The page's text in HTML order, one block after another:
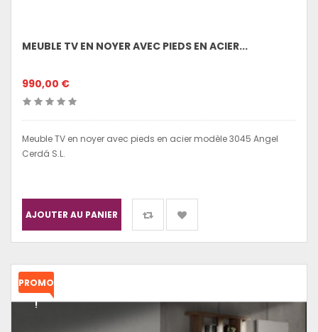
MEUBLE TV EN NOYER AVEC PIEDS EN ACIER...
990,00 €
Meuble TV en noyer avec pieds en acier modèle 3045 Angel
Cerdá S.L.
AJOUTER AU PANIER
PROMO
!